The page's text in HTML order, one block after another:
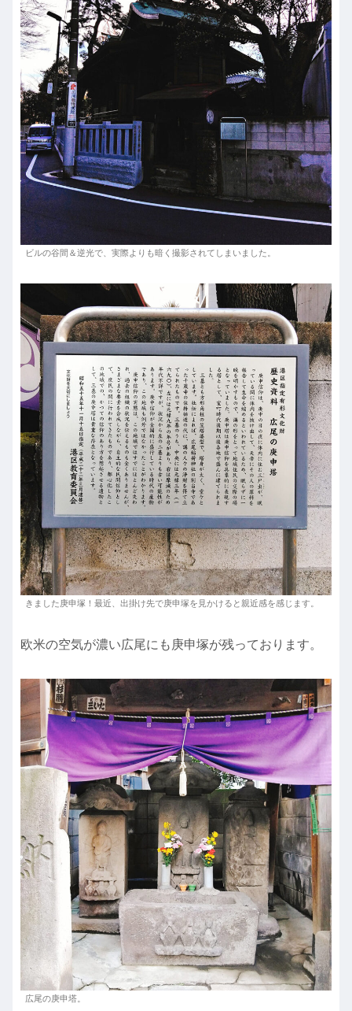
ビルの谷間＆逆光で、実際よりも暗く撮影されてしまいました。
きました庚申塚！最近、出掛け先で庚申塚を見かけると親近感を感じます。
欧米の空気が濃い広尾にも庚申塚が残っております。
広尾の庚申塔。